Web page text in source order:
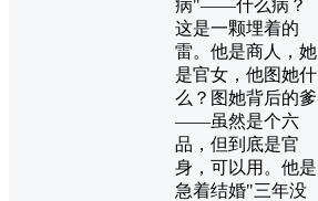
病"——什么病？
这是一颗埋着的
雷。他是商人，她
是官女，他图她什
么？图她背后的爹
——虽然是个六
品，但到底是官
身，可以用。他是
急着结婚"三年没